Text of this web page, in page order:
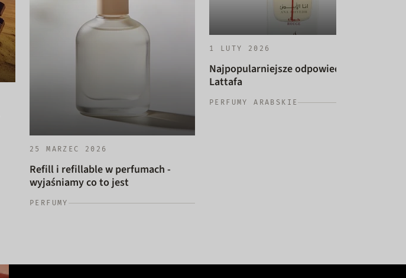
25 MARZEC 2026
Refill i refillable w perfumach -
wyjaśniamy co to jest
PERFUMY
1 LUTY 2026
Najpopularniejsze odpowiedniki
Lattafa
PERFUMY ARABSKIE